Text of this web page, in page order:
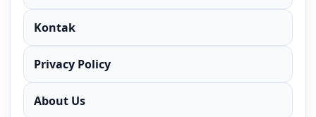
Kontak
Privacy Policy
About Us